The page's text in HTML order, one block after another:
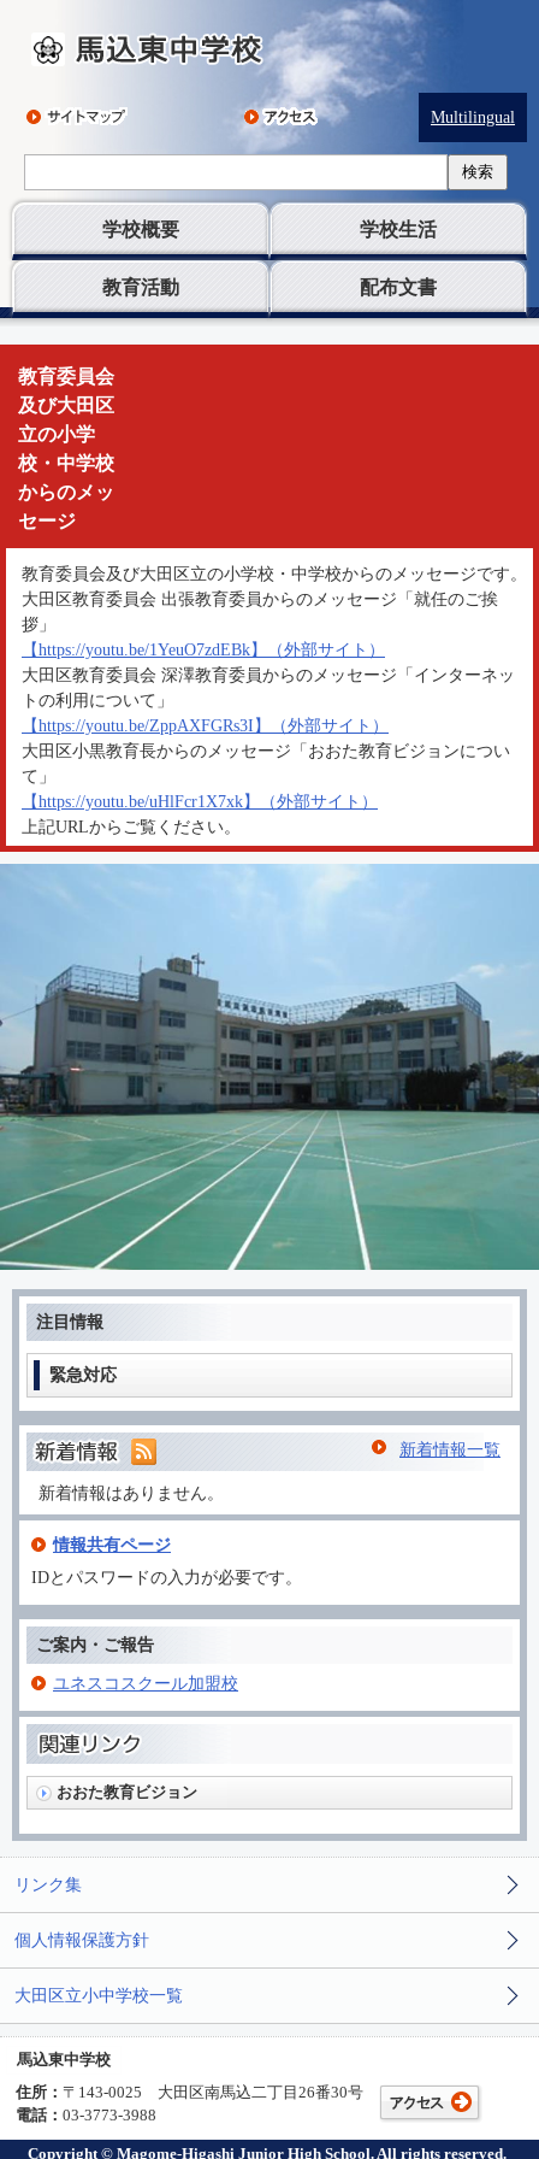
Multilingual
検索
学校概要 学校生活
教育活動 配布文書
馬
込
東
中
学
校
教育委員会
及び大田区
立の小学
校・中学校
からのメッ
セージ
教育委員会及び大田区立の小学校・中学校からのメッセージです。
大田区教育委員会 出張教育委員からのメッセージ「就任のご挨
拶」
【https://youtu.be/1YeuO7zdEBk】（外部サイト）
大田区教育委員会 深澤教育委員からのメッセージ「インターネッ
トの利用について」
【https://youtu.be/ZppAXFGRs3I】（外部サイト）
大田区小黒教育長からのメッセージ「おおた教育ビジョンについ
て」
【https://youtu.be/uHlFcr1X7xk】（外部サイト）
上記URLからご覧ください。
注目情報
緊急対応
新着情報一覧
新着情報はありません。
情報共有ページ
IDとパスワードの入力が必要です。
ご案内・ご報告
ユネスコスクール加盟校
おおた教育ビジョン
リンク集
個人情報保護方針
大田区立小中学校一覧
馬込東中学校
住所： 〒143-0025 大田区南馬込二丁目26番30号
電話： 03-3773-3988
Copyright © Magome-Higashi Junior High School. All rights reserved.